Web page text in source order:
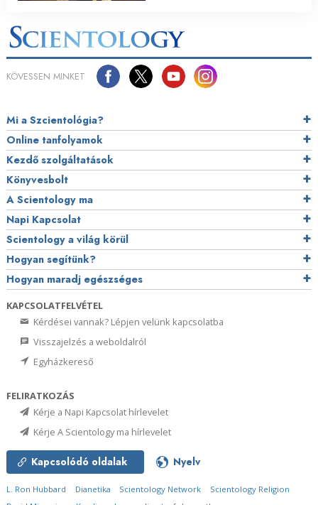
KÖVESSEN MINKET
Mi a Szcientológia?
Online tanfolyamok
Kezdő szolgáltatások
Könyvesbolt
A Scientology ma
Napi Kapcsolat
Scientology a világ körül
Hogyan segítünk?
Hogyan maradj egészséges
KAPCSOLATFELVÉTEL
Kérdései vannak? Lépjen velünk kapcsolatba
Visszajelzés a weboldalról
Egyházkereső
FELIRATKOZÁS
Kérje a Napi Kapcsolat hírlevelet
Kérje A Scientology ma hírlevelet
Kapcsolódó oldalak Nyelv
L. Ron Hubbard Dianetika Scientology Network
Scientology Religion